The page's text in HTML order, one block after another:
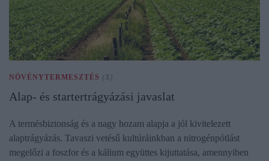
NÖVÉNYTERMESZTÉS (X)
Alap- és startertrágyázási javaslat
A termésbiztonság és a nagy hozam alapja a jól kivitelezett
alaptrágyázás. Tavaszi vetésű kultúráinkban a nitrogénpótlást
megelőzi a foszfor és a kálium együttes kijuttatása, amennyiben